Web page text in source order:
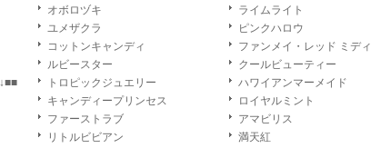
オボロヅキ
ライムライト
ユメザクラ
ピンクハロウ
コットンキャンディ
ファンメイ・レッド ミディ
ルビースター
クールビューティー
トロピックジュエリー
ハワイアンマーメイド
キャンディープリンセス
ロイヤルミント
ファーストラブ
アマビリス
リトルビビアン
満天紅